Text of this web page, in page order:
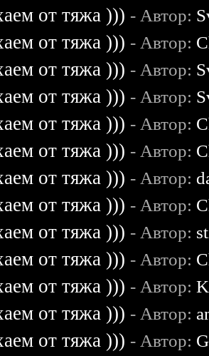
от тяжа ))) - Автор:
от тяжа ))) - Автор:
от тяжа ))) - Автор:
от тяжа ))) - Автор:
от тяжа ))) - Автор:
от тяжа ))) - Автор:
от тяжа ))) - Автор:
от тяжа ))) - Автор:
от тяжа ))) - Автор:
от тяжа ))) - Автор:
от тяжа ))) - Автор:
от тяжа ))) - Автор:
от тяжа ))) - Автор: